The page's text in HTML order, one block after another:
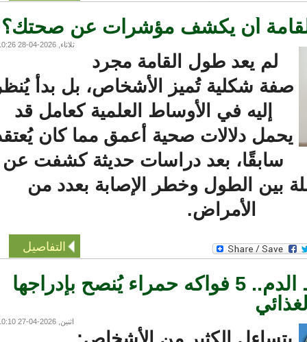
أن يكشف مؤشرات عن صحتك؟
ثلاثاء, 2026-04-28 10:26
لم يعد طول القامة مجرد
شكلية تُميز الأشخاص، بل بدأ يُنظر
إليه في الأوساط العلمية كعامل قد
دلالات صحية أعمق مما كان يُعتقد
سابقًا، بعد دراسات حديثة كشفت عن
بين الطول وخطر الإصابة بعدد من
الأمراض.
التفاصيل
لعلاج ارتفاع ضغط الدم.. 5 فواكه حمراء يُنصح بإدراجها
اثنين, 2026-04-27 10:10